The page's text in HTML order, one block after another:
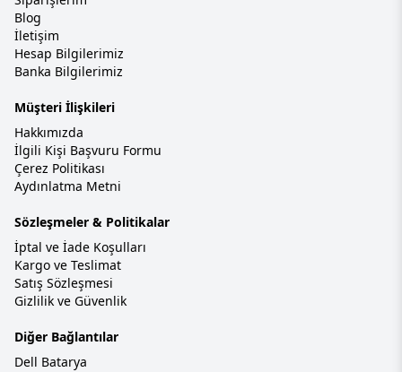
Blog
İletişim
Hesap Bilgilerimiz
Banka Bilgilerimiz
Müşteri İlişkileri
Hakkımızda
İlgili Kişi Başvuru Formu
Çerez Politikası
Aydınlatma Metni
Sözleşmeler & Politikalar
İptal ve İade Koşulları
Kargo ve Teslimat
Satış Sözleşmesi
Gizlilik ve Güvenlik
Diğer Bağlantılar
Dell Batarya